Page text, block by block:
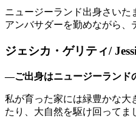
ニュージーランド出身さいた
アンバサダーを勤めながら、
ジェシカ・ゲリティ/
―ご出身はニュージーランド
私が育った家には緑豊かな大
たり、大自然を駆け回ってま